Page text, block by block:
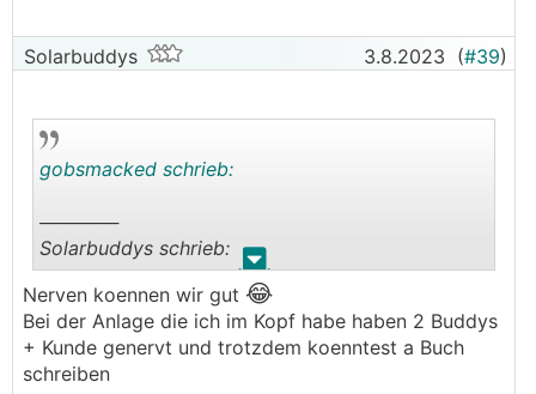
Solarbuddys 3.8.2023 (#39)
. .
gobsmacked schrieb:
──────
Solarbuddys schrieb:
- Wiener Netze: Die zu verwendenden Woerter
sind im
Forum nicht erlaubt.🙄
───────────────
Nerven koennen wir gut 😂
Bei der Anlage die ich im Kopf habe haben 2 Buddys
+ Kunde genervt und trotzdem koenntest a Buch
schreiben